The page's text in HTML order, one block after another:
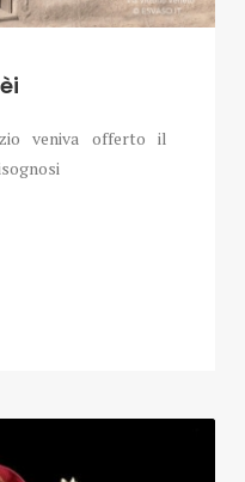
veniva offerto il